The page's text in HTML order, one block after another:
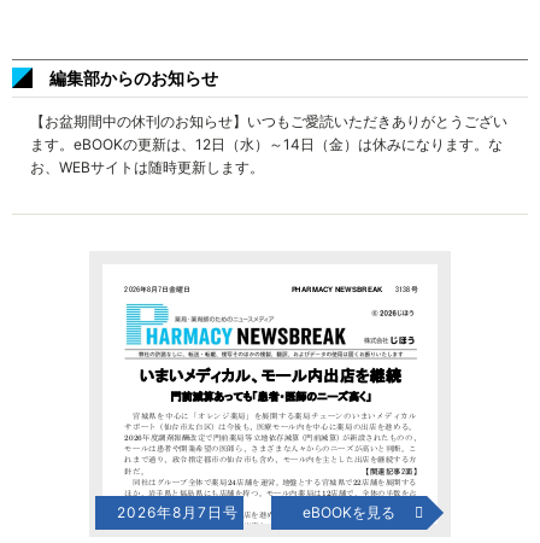
編集部からのお知らせ
【お盆期間中の休刊のお知らせ】いつもご愛読いただきありがとうござい
ます。eBOOKの更新は、12日（水）～14日（金）は休みになります。な
お、WEBサイトは随時更新します。
2026年8月7日号 eBOOKを見る